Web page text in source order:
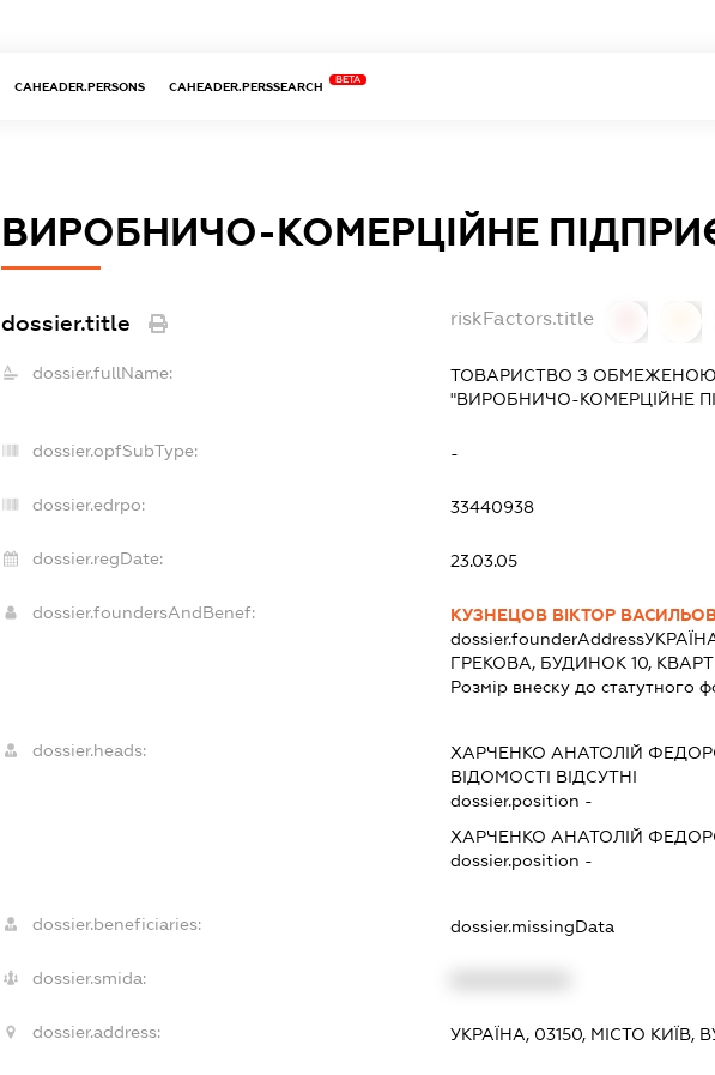
CAHEADER.PERSONS CAHEADER.PERSSEARCH
BETA
ВИРОБНИЧО-КОМЕРЦІЙНЕ
dossier.title riskFactors.title
dossier.fullName:
ТОВАРИСТВО З ОБМЕЖЕНОЮ
"ВИРОБНИЧО-КОМЕРЦІЙНЕ
dossier.opfSubType: -
dossier.edrpo: 33440938
dossier.regDate: 23.03.05
dossier.foundersAndBenef:
КУЗНЕЦОВ ВІКТОР
dossier.founderAddress
ГРЕКОВА, БУДИНОК 10,
Розмір внеску до статутного
dossier.heads: ХАРЧЕНКО АНАТОЛІЙ
ВІДОМОСТІ ВІДСУТНІ
dossier.position -
ХАРЧЕНКО АНАТОЛІЙ
dossier.position -
dossier.beneficiaries: dossier.missingData
dossier.smida:
dossier.address: УКРАЇНА, 03150, МІСТО